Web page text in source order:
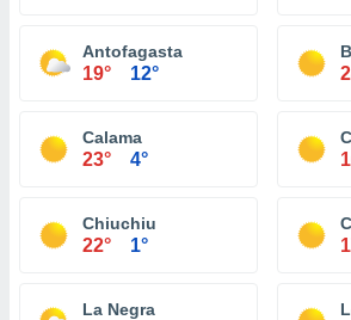
Antofagasta
19° 12°
Calama
23° 4°
Chiuchiu
22° 1°
La Negra